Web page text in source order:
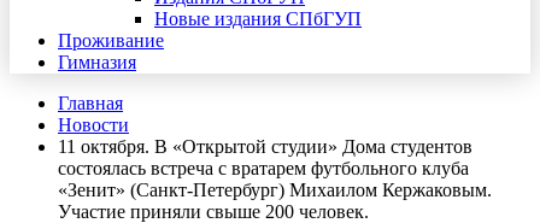
Новые издания СПбГУП
Проживание
Гимназия
Главная
Новости
11 октября. В «Открытой студии» Дома студентов
состоялась встреча с вратарем футбольного клуба
«Зенит» (Санкт-Петербург) Михаилом Кержаковым.
Участие приняли свыше 200 человек.